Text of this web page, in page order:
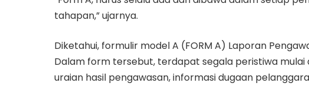
tahapan,” ujarnya.
Diketahui, formulir model A (FORM A) Laporan
Dalam form tersebut, terdapat segala peristiwa
uraian hasil pengawasan, informasi dugaan